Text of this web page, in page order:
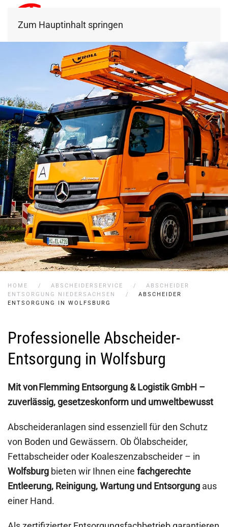
Zum Hauptinhalt springen
HOME ABSCHEIDERSERVICE
ABSCHEIDER
ENTSORGUNG NIEDERSACHSEN
ABSCHEIDER
ENTSORGUNG IN WOLFSBURG
Professionelle Abscheider-
Entsorgung in Wolfsburg
Mit von Flemming Entsorgung & Logistik GmbH –
zuverlässig, gesetzeskonform und umweltbewusst
Abscheideranlagen sind essenziell für den Schutz
von Boden und Gewässern. Ob Ölabscheider,
Fettabscheider oder Koaleszenzabscheider – in
Wolfsburg bieten wir Ihnen eine fachgerechte
Entleerung, Reinigung, Wartung und Entsorgung aus
einer Hand.